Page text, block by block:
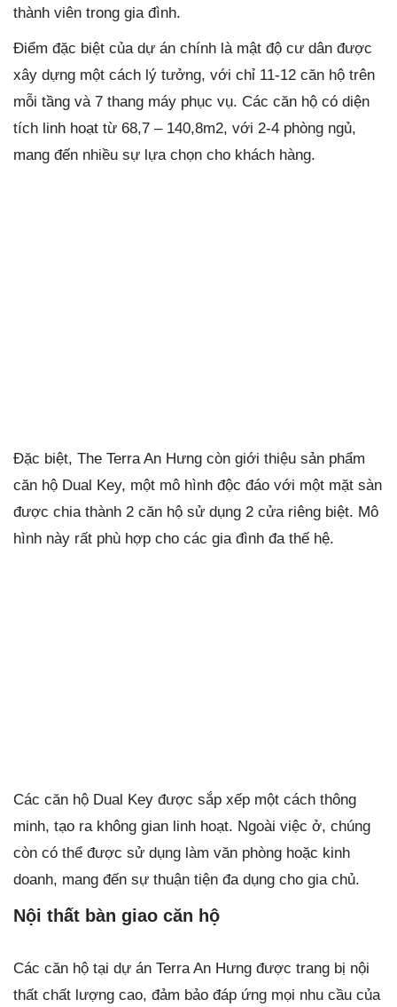
thành viên trong gia đình.
Điểm đặc biệt của dự án chính là mật độ cư dân được
xây dựng một cách lý tưởng, với chỉ 11-12 căn hộ trên
mỗi tầng và 7 thang máy phục vụ. Các căn hộ có diện
tích linh hoạt từ 68,7 – 140,8m2, với 2-4 phòng ngủ,
mang đến nhiều sự lựa chọn cho khách hàng.
Đặc biệt, The Terra An Hưng còn giới thiệu sản phẩm
căn hộ Dual Key, một mô hình độc đáo với một mặt sàn
được chia thành 2 căn hộ sử dụng 2 cửa riêng biệt. Mô
hình này rất phù hợp cho các gia đình đa thế hệ.
Các căn hộ Dual Key được sắp xếp một cách thông
minh, tạo ra không gian linh hoạt. Ngoài việc ở, chúng
còn có thể được sử dụng làm văn phòng hoặc kinh
doanh, mang đến sự thuận tiện đa dụng cho gia chủ.
Nội thất bàn giao căn hộ
Các căn hộ tại dự án Terra An Hưng được trang bị nội
thất chất lượng cao, đảm bảo đáp ứng mọi nhu cầu của